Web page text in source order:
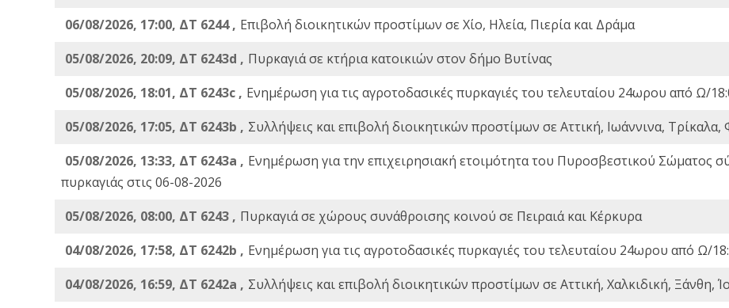
06/08/2026, 17:00, ΔΤ 6244 , Επιβολή διοικητικών προστίμων σε Χίο, Ηλεία, Πιερία και Δράμα
05/08/2026, 20:09, ΔΤ 6243d , Πυρκαγιά σε κτήρια κατοικιών στον δήμο Βυτίνας
05/08/2026, 18:01, ΔΤ 6243c , Ενημέρωση για τις αγροτοδασικές πυρκαγιές του τελευταίου 24ωρου από Ω/
05/08/2026, 17:05, ΔΤ 6243b , Συλλήψεις και επιβολή διοικητικών προστίμων σε Αττική, Ιωάννινα,
05/08/2026, 13:33, ΔΤ 6243a , Ενημέρωση για την επιχειρησιακή ετοιμότητα του Πυροσβεστικού Σώματος
πυρκαγιάς στις 06-08-2026
05/08/2026, 08:00, ΔΤ 6243 , Πυρκαγιά σε χώρους συνάθροισης κοινού σε Πειραιά και Κέρκυρα
04/08/2026, 17:58, ΔΤ 6242b , Ενημέρωση για τις αγροτοδασικές πυρκαγιές του τελευταίου 24ωρου από Ω/
04/08/2026, 16:59, ΔΤ 6242a , Συλλήψεις και επιβολή διοικητικών προστίμων σε Αττική, Χαλκιδική, Ξάνθη,